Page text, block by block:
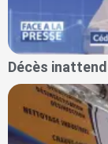
Décès